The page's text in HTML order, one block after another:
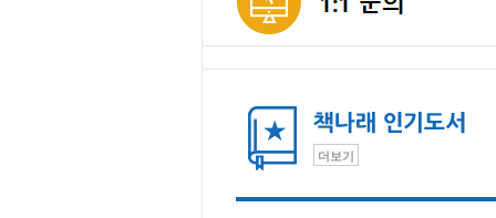
메인컨텐츠
더보기